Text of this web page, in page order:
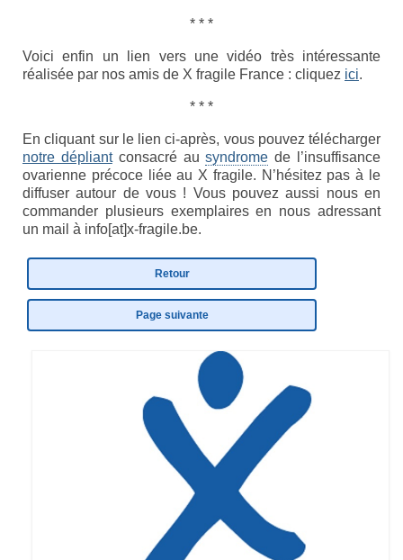
* * *
Voici enfin un lien vers une vidéo très intéressante
réalisée par nos amis de X fragile France : cliquez ici.
* * *
En cliquant sur le lien ci-après, vous pouvez télécharger
notre dépliantconsacré ausyndrome de l’insuffisance
ovarienne précoce liée au X fragile. N’hésitez pas à le
diffuser autour de vous ! Vous pouvez aussi nous en
commander plusieurs exemplaires en nous adressant
un mail à info[at]x-fragile.be.
Retour
Page suivante